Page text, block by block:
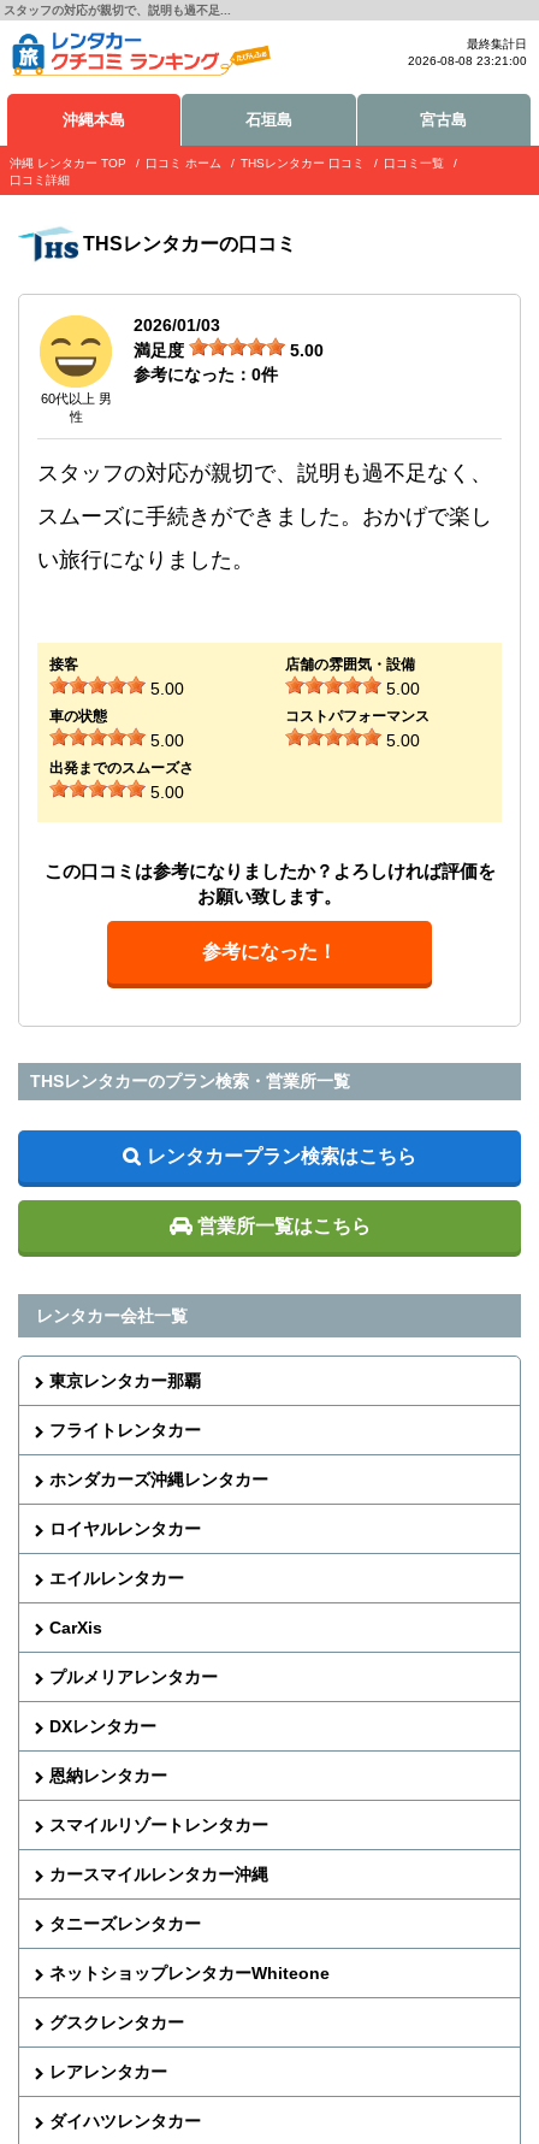
スタッフの対応が親切で、説明も過不足...
最終集計日
2026-08-08 23:21:00
沖縄本島 石垣島 宮古島
沖縄 レンタカー TOP 口コミ ホーム THSレンタカー 口コミ
口コミ一覧
口コミ詳細
THSレンタカーの口コミ
60代以上 男
性
2026/01/03
満足度
5.00
参考になった： 0件
スタッフの対応が親切で、説明も過不足なく、
スムーズに手続きができました。おかげで楽し
い旅行になりました。
接客
5.00
店舗の雰囲気・設備
5.00
車の状態
5.00
コストパフォーマンス
5.00
出発までのスムーズさ
5.00
この口コミは参考になりましたか？よろしければ評価を
お願い致します。
参考になった！
THSレンタカーのプラン検索・営業所一覧
レンタカープラン検索はこちら
営業所一覧はこちら
レンタカー会社一覧
東京レンタカー那覇
フライトレンタカー
ホンダカーズ沖縄レンタカー
ロイヤルレンタカー
エイルレンタカー
CarXis
プルメリアレンタカー
DXレンタカー
恩納レンタカー
スマイルリゾートレンタカー
カースマイルレンタカー沖縄
タニーズレンタカー
ネットショップレンタカーWhiteone
グスクレンタカー
レアレンタカー
ダイハツレンタカー